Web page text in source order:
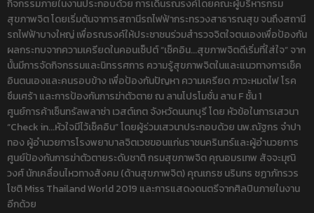
กิจกรรมภายในงานประกอบด้วย การเดินรณรงค์โดยคณะผู้บริหารกรม
สุขภาพจิต โดยเริ่มต้นจาการสถานีรถไฟฟ้ากระทรวงสาธารณสุข จนถึงสถานี
รถไฟฟ้าบางใหญ่ เพื่อรณรงค์ให้ประชาชนร่วมสำรวจจิตใจตนเองเพื่อป้องกัน
ผลกระทบจากความเครียดในคอนเซ็ปต์ “เช็คอิน...สุขภาพจิตดีเริ่มที่ใส่ใจ” จาก
นั้นมีการจัดกิจกรรมและนิทรรศการ ความรู้สุขภาพจิตในและแนวทางการเช็ค
อินตนเองและคนรอบข้าง เพื่อป้องกันปัญหา ความเครียด ภาวะหมดไฟ โรค
ซึมเศร้า และการป้องกันการฆ่าตัวตาย ณ ลานโปรโมชั่น ลาน F ชั้น 1
ศูนย์การค้าเซ็นทรัลพลาซ่า เวสต์เกต จังหวัดนนทบุรี โดย หัวข้อในการเสวนา
“Check in...หัวใจมีไว้เช็คอิน” โดยผู้ร่วมเสวนาประกอบด้วย นพ.ณัฐกร จำปา
ทอง ผู้อำนวยการโรงพยาบาลจิตเวชขอนแก่นราชนครินทร์และผู้อำนวยการ
ศูนย์ป้องกันการฆ่าตัวตายระดับชาติ กรมสุขภาพจิต คุณอมรเทพ สัจจะมุณิ
วงศ์ นักเคลื่อนไหวทางสังคม (ด้านสุขภาพจิต) คุณเกรซ นรินทร ชฏาภัทรวร
โชติ Miss Thailand World 2019 และการแสดงดนตรีจากศิลปินภายในงาน
อีกด้วย